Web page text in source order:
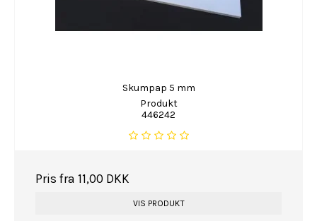
Skumpap 5 mm
Produkt
446242
Pris fra 11,00 DKK
VIS PRODUKT